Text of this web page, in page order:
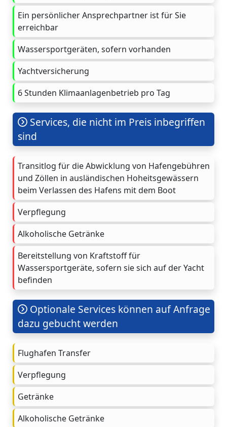
Ein persönlicher Ansprechpartner ist für Sie
erreichbar
Wassersportgeräten, sofern vorhanden
Yachtversicherung
6 Stunden Klimaanlagenbetrieb pro Tag
Services, die nicht im Preis inbegriffen
sind
Transitlog für die Abwicklung von Hafengebühren
und Zöllen in ausländischen Hoheitsgewässern
beim Verlassen des Hafens mit dem Boot
Verpflegung
Alkoholische Getränke
Bereitstellung von Kraftstoff für
Wassersportgeräte, sofern sie sich auf der Yacht
befinden
Optionale Services können auf Anfrage
dazu gebucht werden
Flughafen Transfer
Verpflegung
Getränke
Alkoholische Getränke